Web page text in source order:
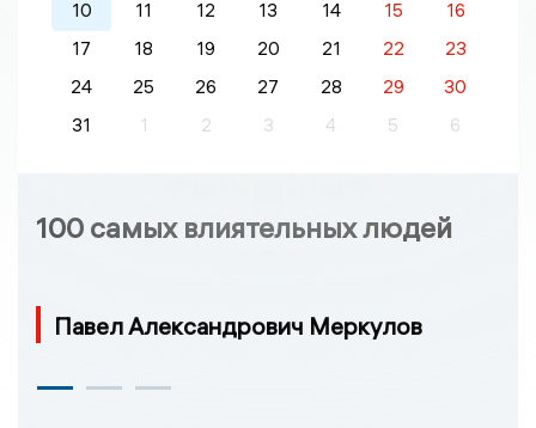
10
11 12 13 14 15
16
17
18 19 20 21 22
23
24
25 26 27 28 29
30
31
1 2 3 4 5 6
100 самых влиятельных людей
Павел Александрович Меркулов